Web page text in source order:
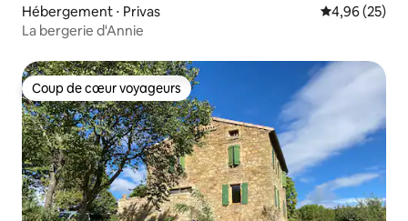
Hébergement ⋅ Privas Évaluation
4,96 (25)
La bergerie d'Annie
Coup de cœur voyageurs
Coup de cœur voyageurs